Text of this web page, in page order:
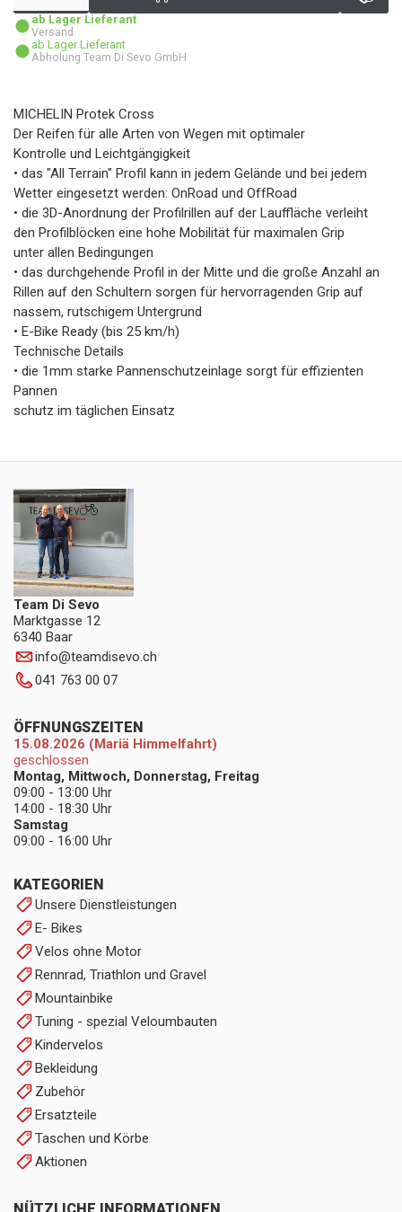
ab Lager Lieferant
Versand
ab Lager Lieferant
Abholung Team Di Sevo GmbH
MICHELIN Protek Cross
Der Reifen für alle Arten von Wegen mit optimaler
Kontrolle und Leichtgängigkeit
• das "All Terrain" Profil kann in jedem Gelände und bei jedem
Wetter eingesetzt werden: OnRoad und OffRoad
• die 3D-Anordnung der Profilrillen auf der Lauffläche verleiht
den Profilblöcken eine hohe Mobilität für maximalen Grip
unter allen Bedingungen
• das durchgehende Profil in der Mitte und die große Anzahl an
Rillen auf den Schultern sorgen für hervorragenden Grip auf
nassem, rutschigem Untergrund
• E-Bike Ready (bis 25 km/h)
Technische Details
• die 1mm starke Pannenschutzeinlage sorgt für effizienten
Pannen
schutz im täglichen Einsatz
Team Di Sevo
Marktgasse 12
6340 Baar
info@teamdisevo.ch
041 763 00 07
KATEGORIEN
Unsere Dienstleistungen
E- Bikes
Velos ohne Motor
Rennrad, Triathlon und Gravel
Mountainbike
Tuning - spezial Veloumbauten
Kindervelos
Bekleidung
Zubehör
Ersatzteile
Taschen und Körbe
Aktionen
ÖFFNUNGSZEITEN
15.08.2026 (Mariä Himmelfahrt)
geschlossen
Montag, Mittwoch, Donnerstag, Freitag
09:00 - 13:00 Uhr
14:00 - 18:30 Uhr
Samstag
09:00 - 16:00 Uhr